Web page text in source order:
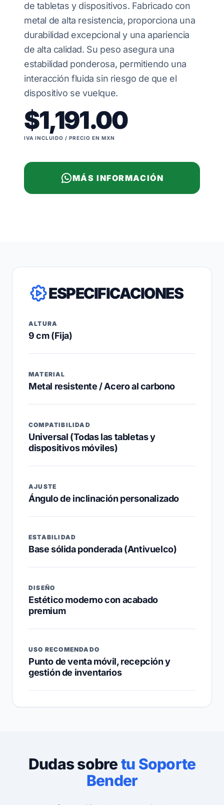
de tabletas y dispositivos. Fabricado con
metal de alta resistencia, proporciona una
durabilidad excepcional y una apariencia
de alta calidad. Su peso asegura una
estabilidad ponderosa, permitiendo una
interacción fluida sin riesgo de que el
dispositivo se vuelque.
$1,191.00
IVA INCLUIDO / PRECIO EN MXN
MÁS INFORMACIÓN
ESPECIFICACIONES
ALTURA
9 cm (Fija)
MATERIAL
Metal resistente / Acero al carbono
COMPATIBILIDAD
Universal (Todas las tabletas y
dispositivos móviles)
AJUSTE
Ángulo de inclinación personalizado
ESTABILIDAD
Base sólida ponderada (Antivuelco)
DISEÑO
Estético moderno con acabado
premium
USO RECOMENDADO
Punto de venta móvil, recepción y
gestión de inventarios
Dudas sobretu Soporte
Bender